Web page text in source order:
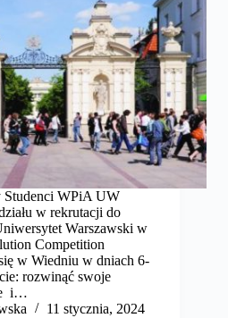
Studenci WPiA UW
w rekrutacji do
Warszawski w
Competition
w Wiedniu w dniach 6-
rozwinąć swoje
i…
11 stycznia, 2024